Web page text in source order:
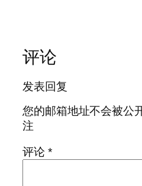
评论
发表回复
您的邮箱地址不会被公开
注
评论 *